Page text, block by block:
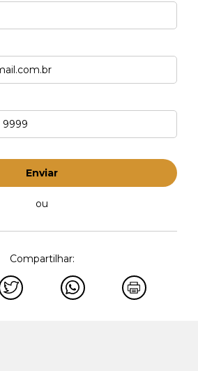
Whats Venda
Enviar
ou
Compartilhar: